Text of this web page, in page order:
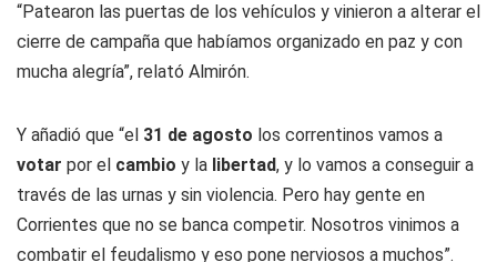
“Patearon las puertas de los vehículos y vinieron a alterar el
cierre de campaña que habíamos organizado en paz y con
mucha alegría”, relató Almirón.
Y añadió que “el 31 de agosto los correntinos vamos a
votar por el cambio y la libertad, y lo vamos a conseguir a
través de las urnas y sin violencia. Pero hay gente en
Corrientes que no se banca competir. Nosotros vinimos a
combatir el feudalismo y eso pone nerviosos a muchos”.